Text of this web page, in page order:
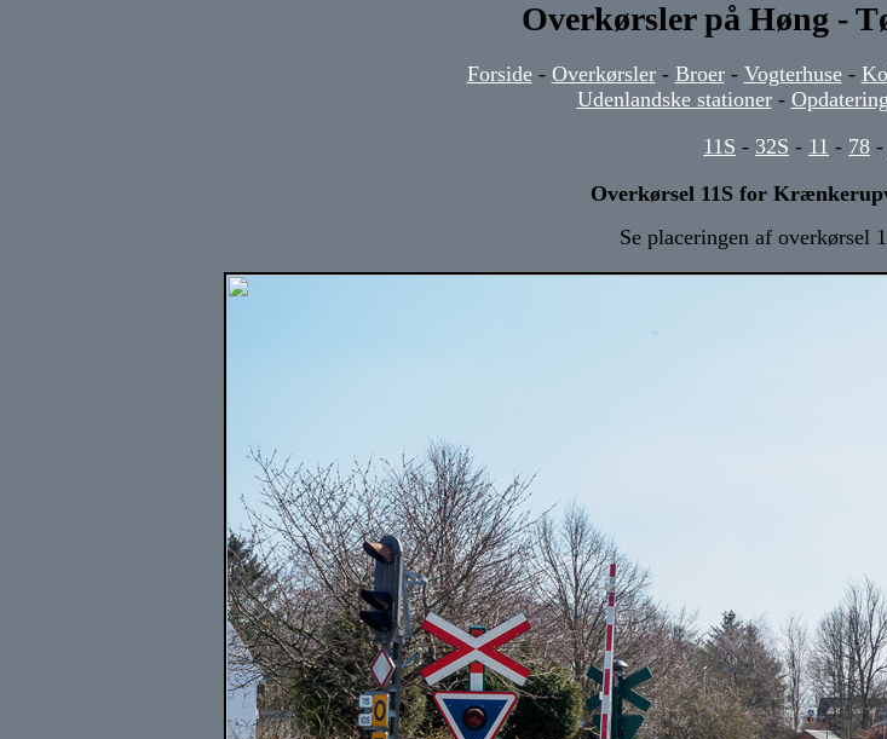
Overkørsler på Høng -
Forside- Overkørsler- Broer- Vogterhuse-
Udenlandske stationer-
11S - 32S - 11 - 78 -
Overkørsel 11S for
Se placeringen af overkørsel